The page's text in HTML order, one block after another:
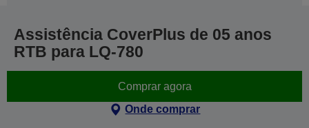
Assistência CoverPlus de 05 anos
RTB para LQ-780
Comprar agora
Onde comprar